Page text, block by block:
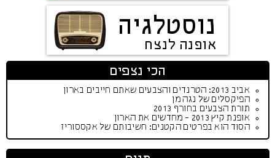
נוסטלגיה
אופנה לנצח
הכי נצפים
אביב 2013: הטרנדים והצבעים שאתם חייבים בארון
הפיקסלים של נגה מן
תורת הצבעים בחורף 2013
אופנת קיץ 2013 - מחדשים את הארון
הסוד הוא בפרטים הקטנים: חשיבותם של אקססוריז